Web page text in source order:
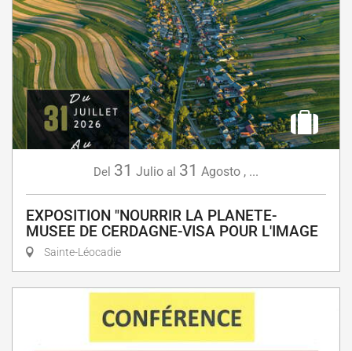
Del 31 Julio al 31 Agosto , ...
EXPOSITION "NOURRIR LA PLANETE-
MUSEE DE CERDAGNE-VISA POUR L'IMAGE
Sainte-Léocadie